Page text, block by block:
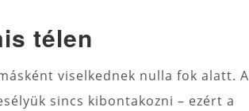
télen
viselkednek nulla fok alatt. A
sincs kibontakozni – ezért a